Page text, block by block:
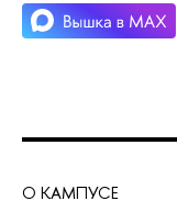
О КАМПУСЕ